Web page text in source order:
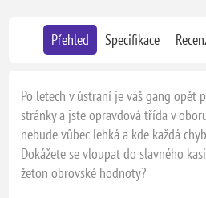
Přehled Specifikace
Po letech v ústraní je váš gang opět
stránky a jste opravdová třída v
nebude vůbec lehká a kde každá
Dokážete se vloupat do slavného
žeton obrovské hodnoty?